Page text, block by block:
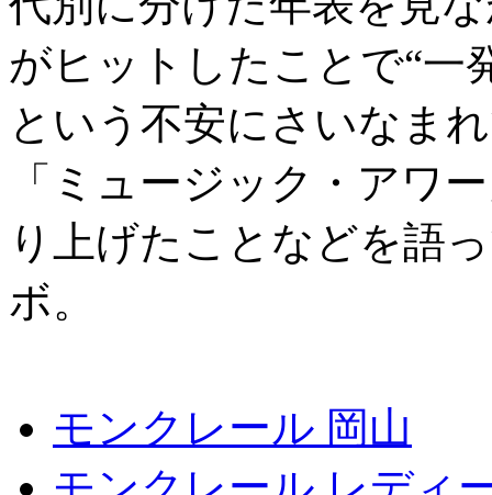
がヒットしたことで“一
という不安にさいなま
「ミュージック・アワ
り上げたことなどを語
ボ。
モンクレール 岡山